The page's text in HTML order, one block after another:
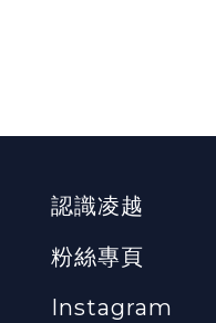
認識凌越
粉絲專頁
Instagram